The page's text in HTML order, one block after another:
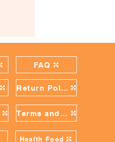
FAQ
Return Policy
Terms and Conditions
Health Food